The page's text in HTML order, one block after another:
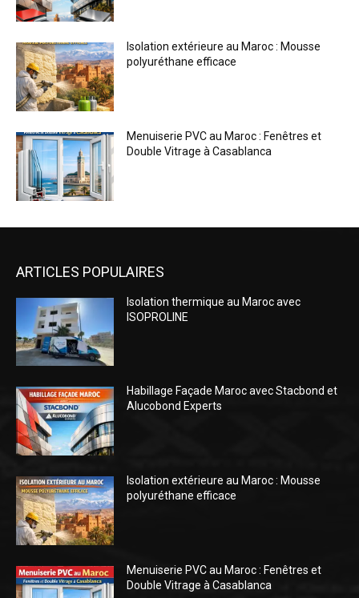
Isolation extérieure au Maroc : Mousse
polyuréthane efficace
Menuiserie PVC au Maroc : Fenêtres et
Double Vitrage à Casablanca
ARTICLES POPULAIRES
Isolation thermique au Maroc avec
ISOPROLINE
Habillage Façade Maroc avec Stacbond et
Alucobond Experts
Isolation extérieure au Maroc : Mousse
polyuréthane efficace
Menuiserie PVC au Maroc : Fenêtres et
Double Vitrage à Casablanca